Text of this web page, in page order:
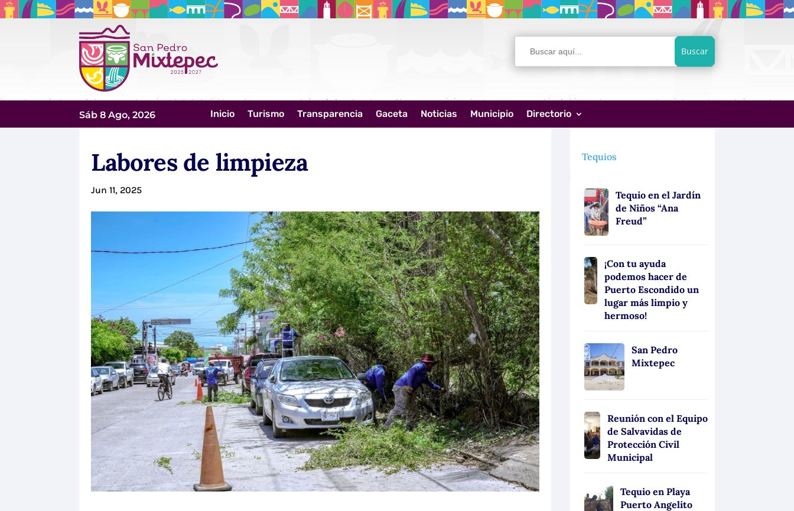
Buscar:
Sáb 8 Ago, 2026 Inicio Turismo Transparencia Gaceta Noticias Municipio Directorio
Labores de limpieza
Jun 11, 2025
Tequios
Tequio en el Jardín
de Niños “Ana
Freud”
¡Con tu ayuda
podemos hacer de
Puerto Escondido un
lugar más limpio y
hermoso!
San Pedro
Mixtepec
Reunión con el Equipo
de Salvavidas de
Protección Civil
Municipal
Tequio en Playa
Puerto Angelito